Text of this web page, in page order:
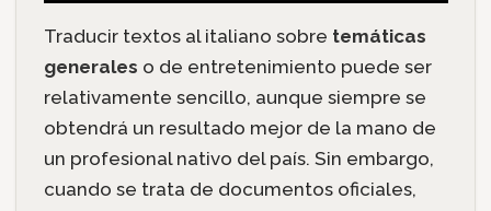
Traducir textos al italiano sobre temáticas
generales o de entretenimiento puede ser
relativamente sencillo, aunque siempre se
obtendrá un resultado mejor de la mano de
un profesional nativo del país. Sin embargo,
cuando se trata de documentos oficiales,